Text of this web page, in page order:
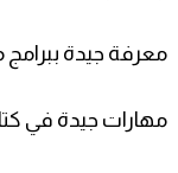
معرفة جيدة
مهارات جيدة في